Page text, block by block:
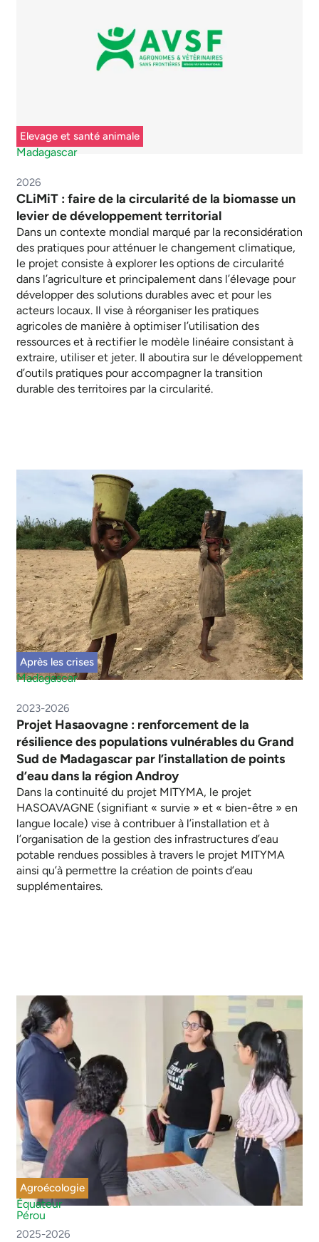
Elevage et santé animale
Madagascar
2026
CLiMiT : faire de la circularité de la biomasse un
levier de développement territorial
Dans un contexte mondial marqué par la reconsidération
des pratiques pour atténuer le changement climatique,
le projet consiste à explorer les options de circularité
dans l’agriculture et principalement dans l’élevage pour
développer des solutions durables avec et pour les
acteurs locaux. Il vise à réorganiser les pratiques
agricoles de manière à optimiser l’utilisation des
ressources et à rectifier le modèle linéaire consistant à
extraire, utiliser et jeter. Il aboutira sur le développement
d’outils pratiques pour accompagner la transition
durable des territoires par la circularité.
Après les crises
Madagascar
2023-2026
Projet Hasaovagne : renforcement de la
résilience des populations vulnérables du Grand
Sud de Madagascar par l’installation de points
d’eau dans la région Androy
Dans la continuité du projet MITYMA, le projet
HASOAVAGNE (signifiant « survie » et « bien-être » en
langue locale) vise à contribuer à l’installation et à
l’organisation de la gestion des infrastructures d’eau
potable rendues possibles à travers le projet MITYMA
ainsi qu’à permettre la création de points d’eau
supplémentaires.
Agroécologie
Équateur
Pérou
2025-2026